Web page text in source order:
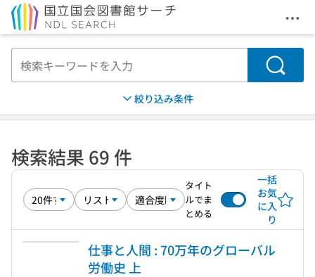
メ
検索
絞り込み条件
検索結果 69 件
タイト
ルでま
とめる
一括
お気
に入
り
仕事と人間 : 70万年のグローバル
労働史 上